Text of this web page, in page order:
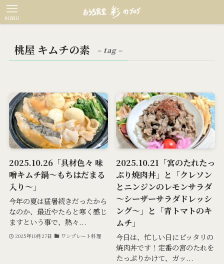
MENU
桃屋 キムチの素 – tag –
2025.10.26「具材色々 味
噌キムチ鍋～もちはだまる
入り～」
今年の夏は猛暑続きだったから
なのか、最近やたらと寒く感じ
ますという事で、熱々...
2025年10月27日 ワンプレート料理
2025.10.21「宮のたれたっ
ぷり焼肉丼」と「クレソン
とニンジンのレモンサラダ
～シーザーサラダドレッシ
ング～」と「青トマトのキ
ムチ」
今日は、忙しい日にピッタリの
焼肉丼です！定番の宮のたれを
たっぷりかけて、ガッ...